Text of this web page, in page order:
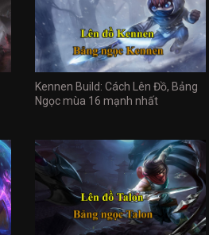
Kennen Build: Cách Lên Đồ, Bảng
Ngọc mùa 16 mạnh nhất